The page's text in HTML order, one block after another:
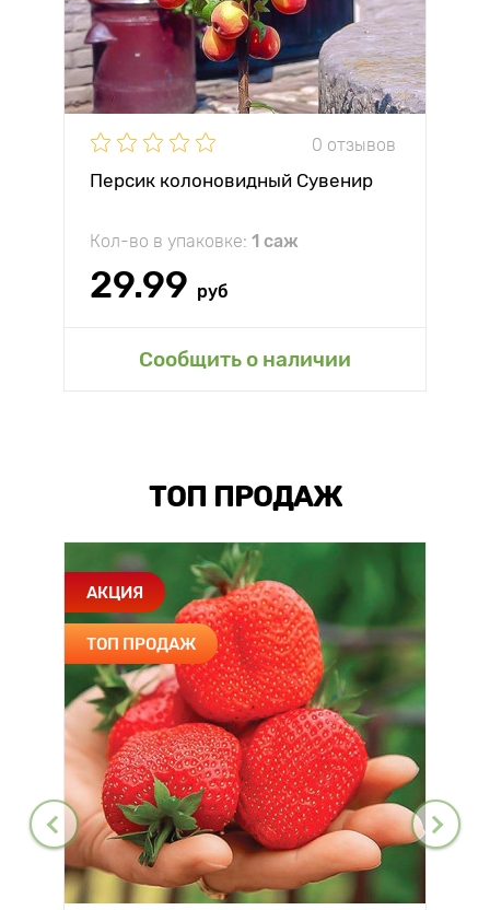
0 отзывов
Персик колоновидный Сувенир
Кол-во в упаковке: 1 саж
29.99 руб
Сообщить о наличии
ТОП ПРОДАЖ
АКЦИЯ
ТОП ПРОДАЖ